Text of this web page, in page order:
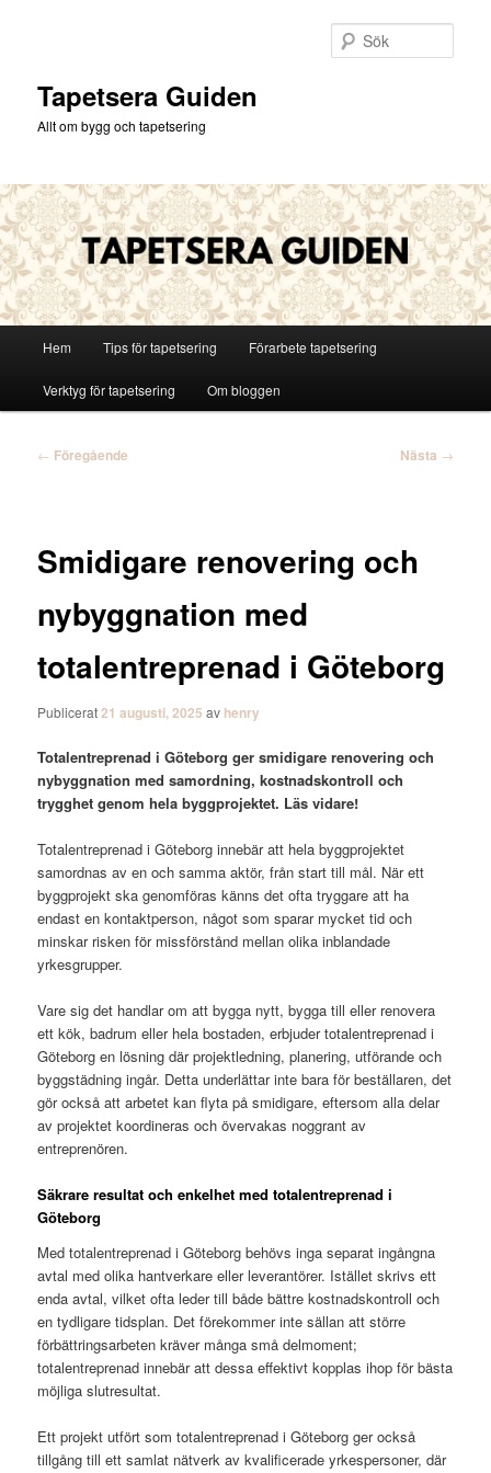
Tapetsera Guiden
Allt om bygg och tapetsering
Hem Tips för tapetsering Förarbete tapetsering
Verktyg för tapetsering Om bloggen
Inläggsnavigering
← Föregående Nästa →
Smidigare renovering och
nybyggnation med
totalentreprenad i Göteborg
Publicerat21 augusti, 2025 av henry
Totalentreprenad i Göteborg ger smidigare renovering och
nybyggnation med samordning, kostnadskontroll och
trygghet genom hela byggprojektet. Läs vidare!
Totalentreprenad i Göteborg innebär att hela byggprojektet
samordnas av en och samma aktör, från start till mål. När ett
byggprojekt ska genomföras känns det ofta tryggare att ha
endast en kontaktperson, något som sparar mycket tid och
minskar risken för missförstånd mellan olika inblandade
yrkesgrupper.
Vare sig det handlar om att bygga nytt, bygga till eller renovera
ett kök, badrum eller hela bostaden, erbjuder totalentreprenad i
Göteborg en lösning där projektledning, planering, utförande och
byggstädning ingår. Detta underlättar inte bara för beställaren, det
gör också att arbetet kan flyta på smidigare, eftersom alla delar
av projektet koordineras och övervakas noggrant av
entreprenören.
Säkrare resultat och enkelhet med totalentreprenad i
Göteborg
Med totalentreprenad i Göteborg behövs inga separat ingångna
avtal med olika hantverkare eller leverantörer. Istället skrivs ett
enda avtal, vilket ofta leder till både bättre kostnadskontroll och
en tydligare tidsplan. Det förekommer inte sällan att större
förbättringsarbeten kräver många små delmoment;
totalentreprenad innebär att dessa effektivt kopplas ihop för bästa
möjliga slutresultat.
Ett projekt utfört som totalentreprenad i Göteborg ger också
tillgång till ett samlat nätverk av kvalificerade yrkespersoner, där